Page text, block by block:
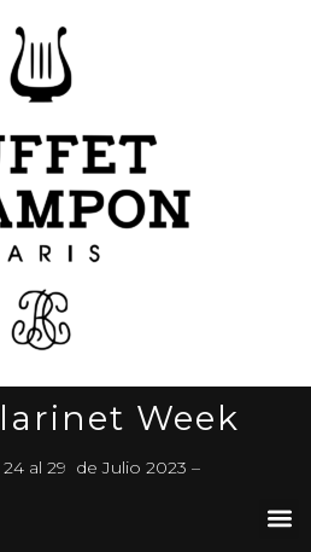
Week
24 al 29 de Julio 2023 –